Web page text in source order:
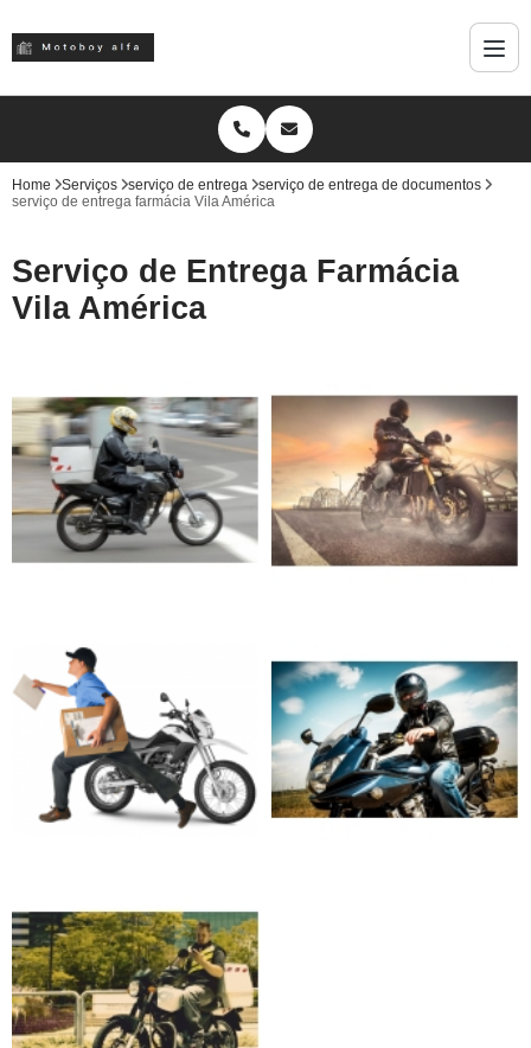
Home Serviços serviço de entrega
serviço de entrega de documentos
serviço de entrega farmácia Vila América
Serviço de Entrega Farmácia
Vila América